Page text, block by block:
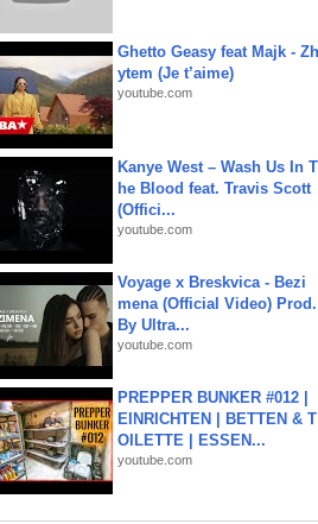
Ghetto Geasy feat Majk - Zh
ytem (Je t’aime)
youtube.com
Kanye West – Wash Us In T
he Blood feat. Travis Scott
(Offici...
youtube.com
Voyage x Breskvica - Bezi
mena (Official Video) Prod.
By Ultra...
youtube.com
PREPPER BUNKER #012 |
EINRICHTEN | BETTEN & T
OILETTE | ESSEN...
youtube.com